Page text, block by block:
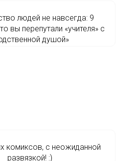
людей не навсегда: 9
вы перепутали «учителя» с
душой»
комиксов, с неожиданной
развязкой! :)